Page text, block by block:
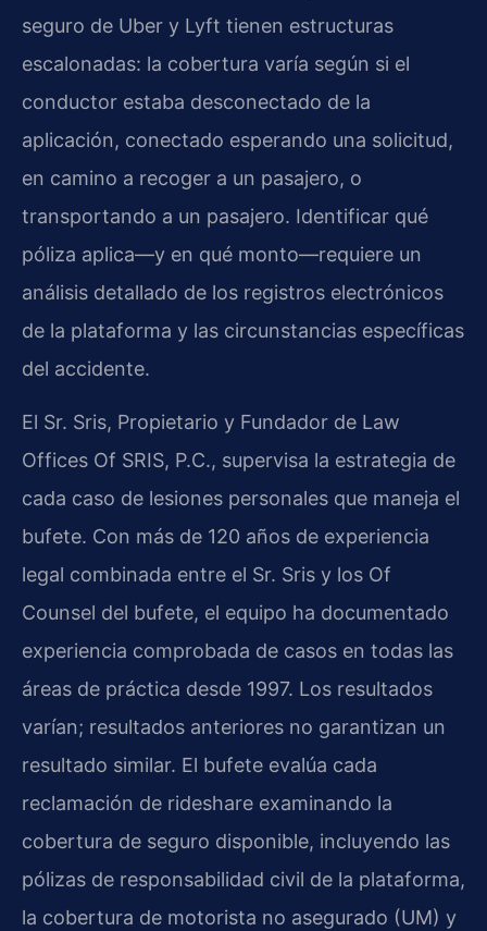
seguro de Uber y Lyft tienen estructuras
escalonadas: la cobertura varía según si el
conductor estaba desconectado de la
aplicación, conectado esperando una solicitud,
en camino a recoger a un pasajero, o
transportando a un pasajero. Identificar qué
póliza aplica—y en qué monto—requiere un
análisis detallado de los registros electrónicos
de la plataforma y las circunstancias específicas
del accidente.
El Sr. Sris, Propietario y Fundador de Law
Offices Of SRIS, P.C., supervisa la estrategia de
cada caso de lesiones personales que maneja el
bufete. Con más de 120 años de experiencia
legal combinada entre el Sr. Sris y los Of
Counsel del bufete, el equipo ha documentado
experiencia comprobada de casos en todas las
áreas de práctica desde 1997. Los resultados
varían; resultados anteriores no garantizan un
resultado similar. El bufete evalúa cada
reclamación de rideshare examinando la
cobertura de seguro disponible, incluyendo las
pólizas de responsabilidad civil de la plataforma,
la cobertura de motorista no asegurado (UM) y